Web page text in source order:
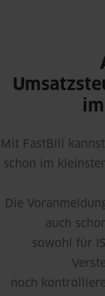
Mit FastBill
schon im
Die
auch
sowohl für
noch